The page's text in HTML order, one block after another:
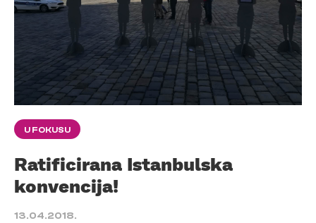
U FOKUSU
Ratificirana Istanbulska
konvencija!
13.04.2018.